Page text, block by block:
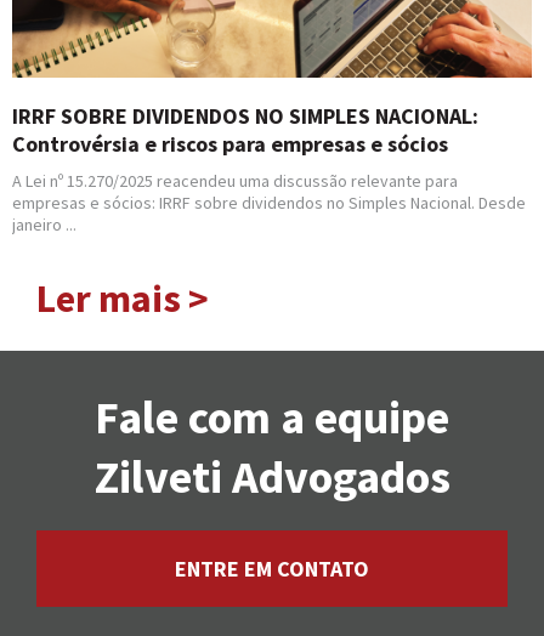
IRRF SOBRE DIVIDENDOS NO SIMPLES NACIONAL:
Controvérsia e riscos para empresas e sócios
A Lei nº 15.270/2025 reacendeu uma discussão relevante para
empresas e sócios: IRRF sobre dividendos no Simples Nacional. Desde
janeiro ...
Ler mais >
Fale com a equipe
Zilveti Advogados
ENTRE EM CONTATO